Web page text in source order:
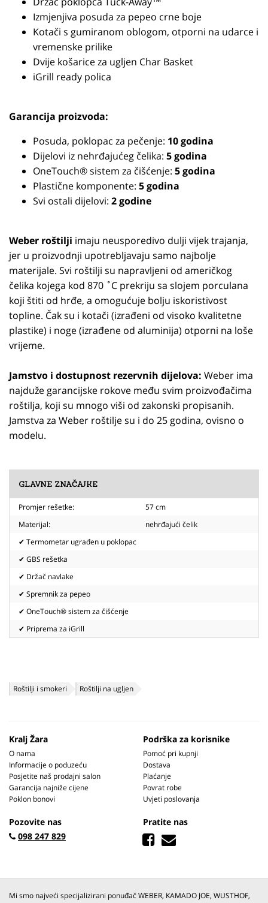
Izmjenjiva posuda za pepeo crne boje
Kotači s gumiranom oblogom, otporni na udarce i
vremenske prilike
Dvije košarice za ugljen Char Basket
iGrill ready polica
Garancija proizvoda:
Posuda, poklopac za pečenje: 10 godina
Dijelovi iz nehrđajućeg čelika: 5 godina
OneTouch® sistem za čišćenje: 5 godina
Plastične komponente: 5 godina
Svi ostali dijelovi: 2 godine
Weber roštilji imaju neusporedivo dulji vijek trajanja,
jer u proizvodnji upotrebljavaju samo najbolje
materijale. Svi roštilji su napravljeni od američkog
čelika kojega kod 870 ˚C prekriju sa slojem porculana
koji štiti od hrđe, a omogućuje bolju iskoristivost
topline. Čak su i kotači (izrađeni od visoko kvalitetne
plastike) i noge (izrađene od aluminija) otporni na loše
vrijeme.
Jamstvo i dostupnost rezervnih dijelova: Weber ima
najduže garancijske rokove među svim proizvođačima
roštilja, koji su mnogo viši od zakonski propisanih.
Jamstva za Weber roštilje su i do 25 godina, ovisno o
modelu.
GLAVNE ZNAČAJKE
Promjer rešetke:
57 cm
Materijal:
nehrđajući čelik
✔ Termometar ugrađen u poklopac
✔ GBS rešetka
✔ Držač navlake
✔ Spremnik za pepeo
✔ OneTouch® sistem za čišćenje
✔ Priprema za iGrill
Roštilji i smokeri Roštilji na ugljen
Kralj Žara
O nama
Informacije o poduzeću
Posjetite naš prodajni salon
Garancija najniže cijene
Poklon bonovi
Podrška za korisnike
Pomoć pri kupnji
Dostava
Plaćanje
Povrat robe
Uvjeti poslovanja
Pozovite nas
098 247 829
Pratite nas
Mi smo najveći specijalizirani ponuđač WEBER, KAMADO JOE, WUSTHOF,